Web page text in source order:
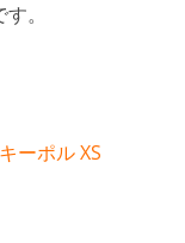
。
ーポル XS